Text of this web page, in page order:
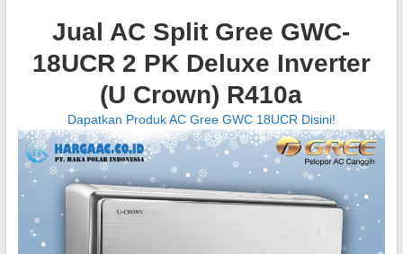
Jual AC Split Gree GWC-
18UCR 2 PK Deluxe Inverter
(U Crown) R410a
Dapatkan Produk AC Gree GWC 18UCR Disini!